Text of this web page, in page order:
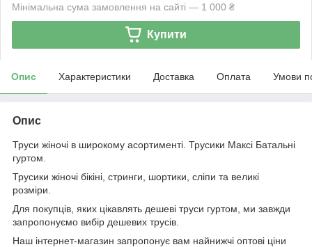
Мінімальна сума замовлення на сайті — 1 000 ₴
Купити
Опис Характеристики Доставка Оплата Умови
Опис
Труси жіночі в широкому асортименті. Трусики Максі Батальні
гуртом.
Трусики жіночі бікіні, стринги, шортики, сліпи та великі
розміри.
Для покупців, яких цікавлять дешеві труси гуртом, ми завжди
запропонуємо вибір дешевих трусів.
Наш інтернет-магазин запропонує вам найнижчі оптові ціни